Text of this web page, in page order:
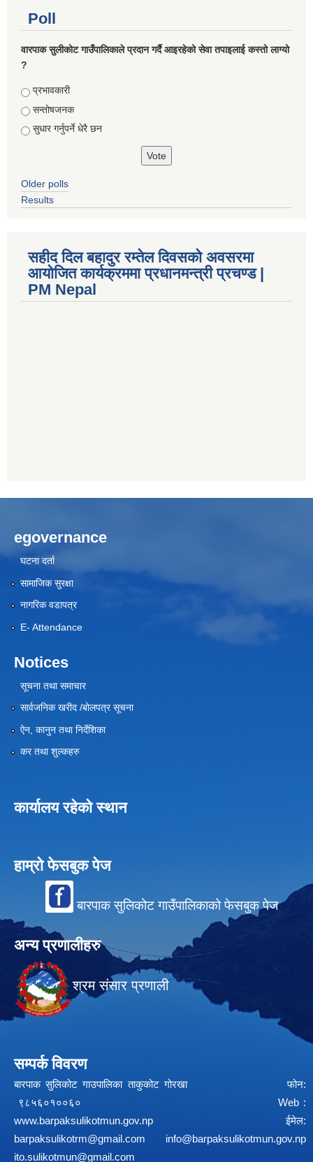
Poll
वारपाक सुलीकोट गाउँपालिकाले प्रदान गर्दै आइरहेको सेवा तपाइलाई कस्तो लाग्यो
?
Choices
प्रभावकारी
सन्तोषजनक
सुधार गर्नुपर्ने धेरै छन
Older polls
Results
सहीद दिल बहादुर रम्तेल दिवसको अवसरमा
आयोजित कार्यक्रममा प्रधानमन्त्री प्रचण्ड |
PM Nepal
egovernance
घटना दर्ता
सामाजिक सुरक्षा
नागरिक वडापत्र
E- Attendance
Notices
सूचना तथा समाचार
सार्वजनिक खरीद /बोलपत्र सूचना
ऐन, कानुन तथा निर्देशिका
कर तथा शुल्कहरु
कार्यालय रहेको स्थान
हाम्रो फेसबुक पेज
बारपाक सुलिकोट गाउँपालिकाको फेसबुक पेज
अन्य प्रणालीहरु
श्रम संसार प्रणाली
सम्पर्क विवरण
बारपाक सुलिकोट गाउपालिका ताकुकोट गोरखा फोन:
९८५६०१००६० Web :
www.barpaksulikotmun.gov.np
ईमेल:
barpaksulikotrm@gmail.com
info@barpaksulikotmun.gov.np
ito.sulikotmun@gmail.com